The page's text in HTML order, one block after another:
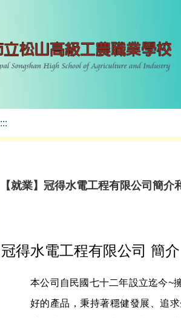
:::
【就業】冠得水電工程有限公司簡
冠得水電工程有限公司 簡介
本公司自民國七十二年設立迄今~
好的產品，秉持著穩健發展、追